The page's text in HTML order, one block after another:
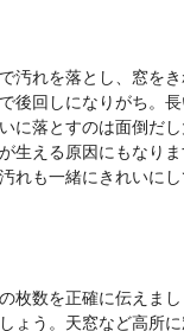
汚れを落とし、窓を
後回しになりがち。
に落とすのは面倒だ
生える原因にもなり
れも一緒にきれいに
枚数を正確に伝えま
ょう。天窓など高所